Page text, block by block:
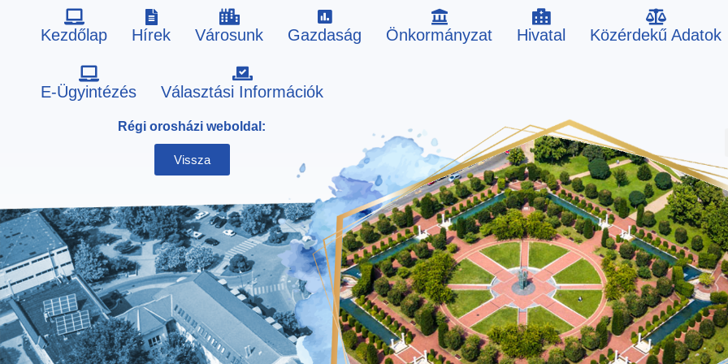
Kezdőlap Hírek Városunk Gazdaság Önkormányzat Hivatal Közérdekű Adatok
E-Ügyintézés Választási Információk
Régi orosházi weboldal:
Vissza